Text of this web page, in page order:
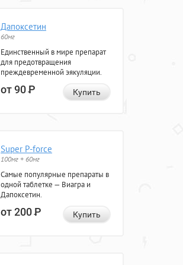
Дапоксетин
60мг
Единственный в мире препарат
для предотвращения
преждевременной эякуляции.
от 90Р Купить
Super P-force
100мг + 60мг
Самые популярные препараты в
одной таблетке — Виагра и
Дапоксетин.
от 200Р Купить